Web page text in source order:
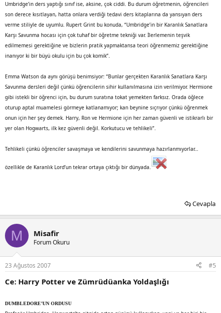
Umbridge’in ders yaptığı sınıf ise, aksine, çok ciddi. Bu durum öğretmenin, öğrencileri
son derece kısıtlayan, hatta onlara verdiği tedavi ders kitaplarına da yansıyan ders
verme stiliyle de uyumlu. Rupert Grint bu konuda, “Umbridge’in bir Karanlık Sanatlara
Karşı Savunma hocası için çok tuhaf bir öğretme tekniği var. İlerlemenin teşvik
edilmemesi gerektiğine ve bizlerin pratik yapmaktansa teori öğrenmemiz gerektiğine
inanıyor ki bir büyü okulu için bu çok komik”.
Emma Watson da aynı görüşü benimsiyor: “Bunlar gerçekten Karanlık Sanatlara Karşı
Savunma dersleri değil çünkü öğrencilerin sihir kullanılmasına izin verilmiyor. Hermione
gibi istekli bir öğrenci için, bu durum suratına tokat yemekten farksız. Orada öğlece
oturup aptal muamelesi görmeye katlanamıyor; kan beynine sıçrıyor çünkü öğrenmek
onun için her şey demek. Harry, Ron ve Hermione için her zaman güvenli ve istikrarlı bir
yer olan Hogwarts, ilk kez güvenli değil. Korkutucu ve tehlikeli”.
Tehlikeli çünkü öğrenciler savaşmaya ve kendilerini savunmaya hazırlanmıyorlar…
özellikle de Karanlık Lord’un tekrar ortaya çıktığı bir dünyada.
Cevapla
M Misafir
Forum Okuru
23 Ağustos 2007 #5
Ce: Harry Potter ve Zümrüdüanka Yoldaşlığı
DUMBLEDORE’UN ORDUSU